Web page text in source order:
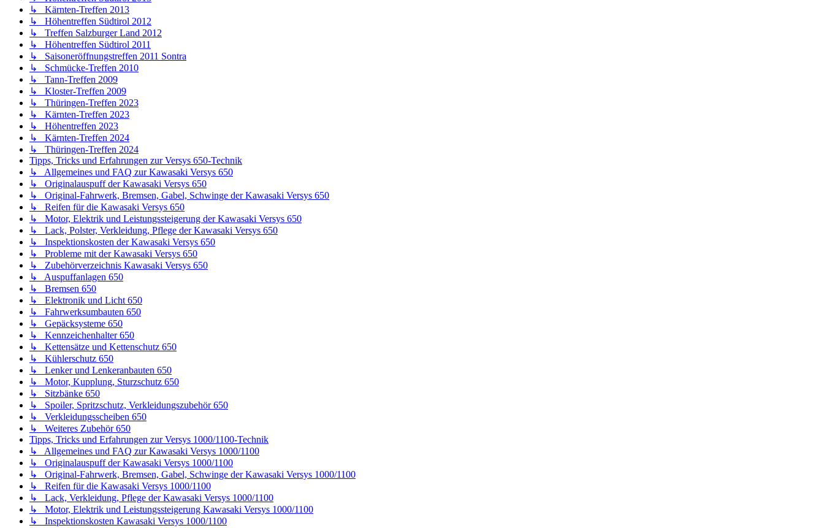
↳ Kärnten-Treffen 2013
↳ Höhentreffen Südtirol 2012
↳ Treffen Salzburger Land 2012
↳ Höhentreffen Südtirol 2011
↳ Saisoneröffnungstreffen 2011 Sontra
↳ Schmücke-Treffen 2010
↳ Tann-Treffen 2009
↳ Kloster-Treffen 2009
↳ Thüringen-Treffen 2023
↳ Kärnten-Treffen 2023
↳ Höhentreffen 2023
↳ Kärnten-Treffen 2024
↳ Thüringen-Treffen 2024
Tipps, Tricks und Erfahrungen zur Versys 650-Technik
↳ Allgemeines und FAQ zur Kawasaki Versys 650
↳ Originalauspuff der Kawasaki Versys 650
↳ Original-Fahrwerk, Bremsen, Gabel, Schwinge der Kawasaki Versys 650
↳ Reifen für die Kawasaki Versys 650
↳ Motor, Elektrik und Leistungssteigerung der Kawasaki Versys 650
↳ Lack, Polster, Verkleidung, Pflege der Kawasaki Versys 650
↳ Inspektionskosten der Kawasaki Versys 650
↳ Probleme mit der Kawasaki Versys 650
↳ Zubehörverzeichnis Kawasaki Versys 650
↳ Auspuffanlagen 650
↳ Bremsen 650
↳ Elektronik und Licht 650
↳ Fahrwerksumbauten 650
↳ Gepäcksysteme 650
↳ Kennzeichenhalter 650
↳ Kettensätze und Kettenschutz 650
↳ Kühlerschutz 650
↳ Lenker und Lenkeranbauten 650
↳ Motor, Kupplung, Sturzschutz 650
↳ Sitzbänke 650
↳ Spoiler, Spritzschutz, Verkleidungszubehör 650
↳ Verkleidungsscheiben 650
↳ Weiteres Zubehör 650
Tipps, Tricks und Erfahrungen zur Versys 1000/1100-Technik
↳ Allgemeines und FAQ zur Kawasaki Versys 1000/1100
↳ Originalauspuff der Kawasaki Versys 1000/1100
↳ Original-Fahrwerk, Bremsen, Gabel, Schwinge der Kawasaki Versys 1000/1100
↳ Reifen für die Kawasaki Versys 1000/1100
↳ Lack, Verkleidung, Pflege der Kawasaki Versys 1000/1100
↳ Motor, Elektrik und Leistungssteigerung Kawasaki Versys 1000/1100
↳ Inspektionskosten Kawasaki Versys 1000/1100